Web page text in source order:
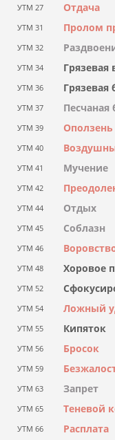
УТМ 27 Отдача
УТМ 31 Пролом
УТМ 32
УТМ 34 Грязевая
УТМ 36 Грязевая
УТМ 37 Песчаная
УТМ 39 Оползень
УТМ 40
УТМ 41 Мучение
УТМ 42
УТМ 44 Отдых
УТМ 45 Соблазн
УТМ 46
УТМ 48 Хоровое
УТМ 52
УТМ 54 Ложный
УТМ 55 Кипяток
УТМ 56 Бросок
УТМ 59
УТМ 63 Запрет
УТМ 65 Теневой
УТМ 66 Расплата